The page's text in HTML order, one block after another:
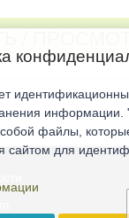
информации.
файлы,
сайтом для